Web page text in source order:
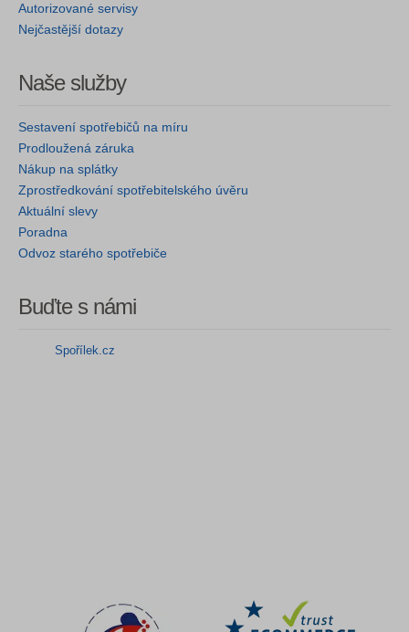
Autorizované servisy
Nejčastější dotazy
Naše služby
Sestavení spotřebičů na míru
Prodloužená záruka
Nákup na splátky
Zprostředkování spotřebitelského úvěru
Aktuální slevy
Poradna
Odvoz starého spotřebiče
Buďte s námi
Spořílek.cz